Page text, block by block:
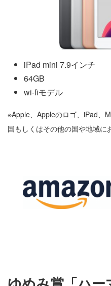
iPad mini 7.9インチ
64GB
wi-fiモデル
※Apple、Appleのロゴ、iPad、
国もしくはその他の国や地域に